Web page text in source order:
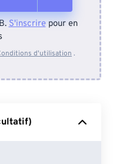
S'inscrirepour en
d'utilisation .